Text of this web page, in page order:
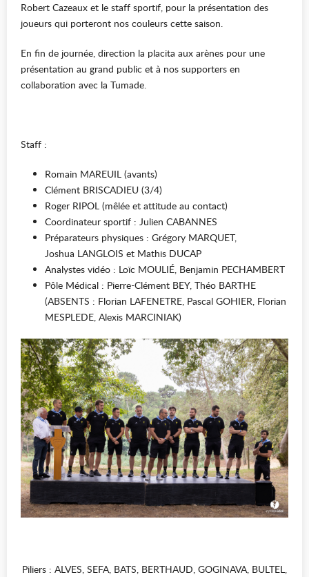
Robert Cazeaux et le staff sportif, pour la présentation des
joueurs qui porteront nos couleurs cette saison.
En fin de journée, direction la placita aux arènes pour une
présentation au grand public et à nos supporters en
collaboration avec la Tumade.
Staff :
Romain MAREUIL (avants)
Clément BRISCADIEU (3/4)
Roger RIPOL (mêlée et attitude au contact)
Coordinateur sportif : Julien CABANNES
Préparateurs physiques : Grégory MARQUET,
Joshua LANGLOIS et Mathis DUCAP
Analystes vidéo : Loïc MOULIÉ, Benjamin PECHAMBERT
Pôle Médical : Pierre-Clément BEY, Théo BARTHE
(ABSENTS : Florian LAFENETRE, Pascal GOHIER, Florian
MESPLEDE, Alexis MARCINIAK)
Piliers : ALVES, SEFA, BATS, BERTHAUD, GOGINAVA, BULTEL,